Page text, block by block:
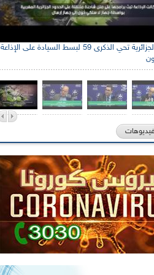
الإذاعة الجزائرية تحي الذكرى 59 لبسط السيادة على الإذاعة